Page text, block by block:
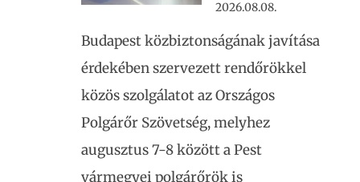
2026.08.08.
Budapest közbiztonságának javítása
érdekében szervezett rendőrökkel
közös szolgálatot az Országos
Polgárőr Szövetség, melyhez
augusztus 7-8 között a Pest
vármegyei polgárőrök is